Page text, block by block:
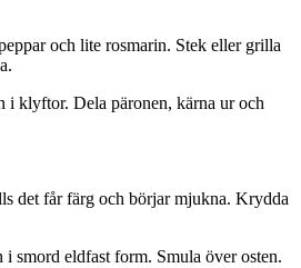
och lite rosmarin. Stek eller grilla
i klyftor. Dela päronen, kärna ur och
det får färg och börjar mjukna. Krydda
smord eldfast form. Smula över osten.